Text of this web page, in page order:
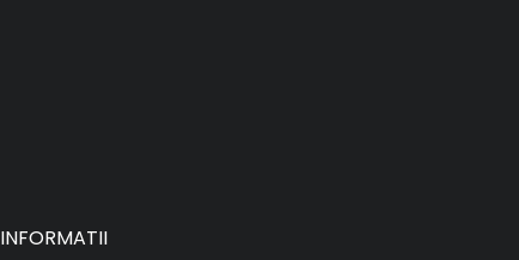
INFORMATII